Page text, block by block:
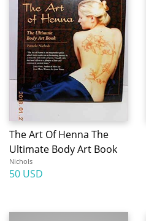
The Art Of Henna The
Ultimate Body Art Book
Nichols
50 USD